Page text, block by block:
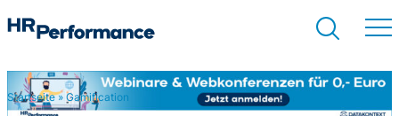
Startseite» Gamification